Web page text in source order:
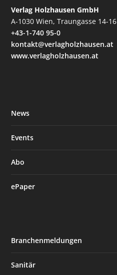
Verlag Holzhausen GmbH
A-1030 Wien, Traungasse 14-16
+43-1-740 95-0
kontakt@verlagholzhausen.at
www.verlagholzhausen.at
News
Events
Abo
ePaper
Branchenmeldungen
Sanitär